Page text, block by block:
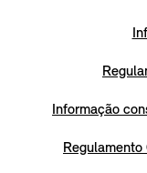
Informação
Regulamento